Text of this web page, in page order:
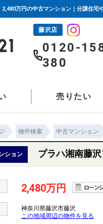
万円の中古マンション｜分譲住宅
藤沢店
0120-
380
売りたい
物件検索 中古マンション
ション プラハ湘南藤
2,480万円
神奈川県藤沢市藤沢
この地域周辺の物件を見る